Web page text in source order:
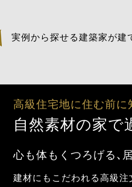
実例から探せる建築家が建
高級住宅地に住む前
自然素材の家で
心も体もくつろげる、
建材にもこだわれる高級